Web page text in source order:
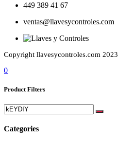
449 389 41 67
ventas@llavesycontroles.com
Copyright llavesycontroles.com 2023
0
Product Filters
Categories